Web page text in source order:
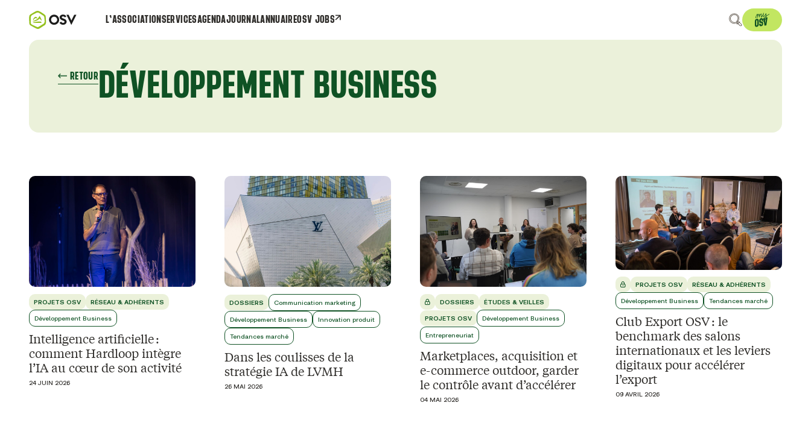
L’ASSOCIATIONSERVICESAGENDAJOURNALANNUAIREOSV JOBS
RETOURDÉVELOPPEMENT BUSINESS
PROJETS OSV RÉSEAU & ADHÉRENTS
Développement Business
Intelligence artificielle :
comment Hardloop intègre
l’IA au cœur de son activité
24 JUIN 2026
DOSSIERS Communication marketing
Développement Business Innovation produit
Tendances marché
Dans les coulisses de la
stratégie IA de LVMH
26 MAI 2026
DOSSIERS ÉTUDES & VEILLES
PROJETS OSV Développement Business
Entrepreneuriat
Marketplaces, acquisition et
e-commerce outdoor, garder
le contrôle avant d’accélérer
04 MAI 2026
PROJETS OSV RÉSEAU & ADHÉRENTS
Développement Business Tendances marché
Club Export OSV : le
benchmark des salons
internationaux et les leviers
digitaux pour accélérer
l’export
09 AVRIL 2026